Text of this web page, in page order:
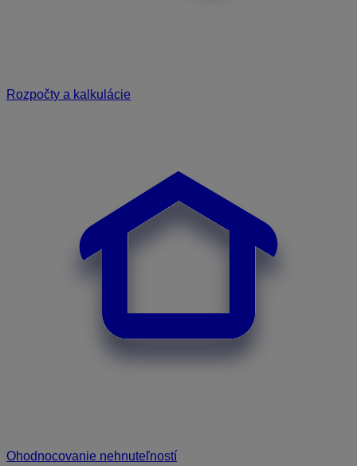
Rozpočty a kalkulácie
Ohodnocovanie nehnuteľností